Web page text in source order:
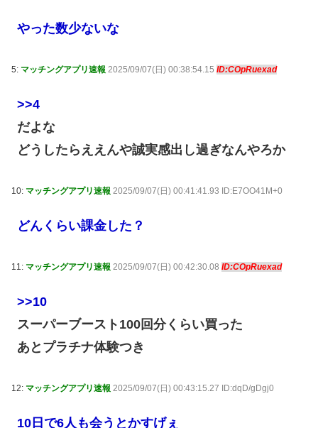
やった数少ないな
5: マッチングアプリ速報 2025/09/07(日) 00:38:54.15 ID:COpRuexad
>>4
だよな
どうしたらええんや誠実感出し過ぎなんやろか
10: マッチングアプリ速報 2025/09/07(日) 00:41:41.93 ID:E7OO41M+0
どんくらい課金した？
11: マッチングアプリ速報 2025/09/07(日) 00:42:30.08 ID:COpRuexad
>>10
スーパーブースト100回分くらい買った
あとプラチナ体験つき
12: マッチングアプリ速報 2025/09/07(日) 00:43:15.27 ID:dqD/gDgj0
10日で6人も会うとかすげぇ